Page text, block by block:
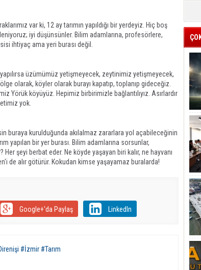
var ki, 12 ay tarımın yapıldığı bir yerdeyiz. Hiç boş
iyi düşünsünler. Bilim adamlarına, profesörlere,
ihtiyaç ama yeri burası değil.
üzümümüz yetişmeyecek, zeytinimiz yetişmeyecek,
olarak, köyler olarak burayı kapatıp, toplanıp gideceğiz.
Yörük köyüyüz. Hepimiz birbirimizle bağlantılıyız. Asırlardır
yok.
buraya kurulduğunda akılalmaz zararlara yol açabileceğinin
yapılan bir yer burası. Bilim adamlarına sorsunlar,
şeyi berbat eder. Ne köyde yaşayan biri kalır, ne hayvanı
de alır götürür. Kokudan kimse yaşayamaz buralarda!
Google+'da Paylaş LinkedIn
#İzmir #Tarım